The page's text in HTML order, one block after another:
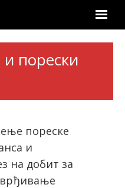
и порески
пореске
и
на добит за